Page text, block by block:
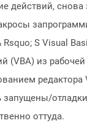
действий, снова
S Visual
(VBA) из рабочей
редактора
запущены/отладки
оттуда.